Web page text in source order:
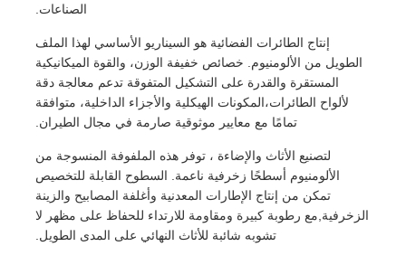
الصناعات.
إنتاج الطائرات الفضائية هو السيناريو الأساسي لهذا الملف
الطويل من الألومنيوم. خصائص خفيفة الوزن، والقوة الميكانيكية
المستقرة والقدرة على التشكيل المتفوقة تدعم معالجة دقة
لألواح الطائرات،المكونات الهيكلية والأجزاء الداخلية، متوافقة
تمامًا مع معايير موثوقية صارمة في مجال الطيران.
لتصنيع الأثاث والإضاءة ، توفر هذه الملفوفة المنسوجة من
الألومنيوم أسطحًا زخرفية ناعمة. السطوح القابلة للتخصيص
تمكن من إنتاج الإطارات المعدنية وأغلفة المصابيح والزينة
الزخرفية,مع رطوبة كبيرة ومقاومة للارتداء للحفاظ على مظهر لا
تشوبه شائبة للأثاث النهائي على المدى الطويل.